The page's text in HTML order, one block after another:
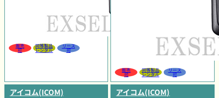
販売
可
同等製品
レンタル
リース
可
販売
可
同等製品
レンタル
リース
可
アイコム(ICOM) アイコム(ICOM)